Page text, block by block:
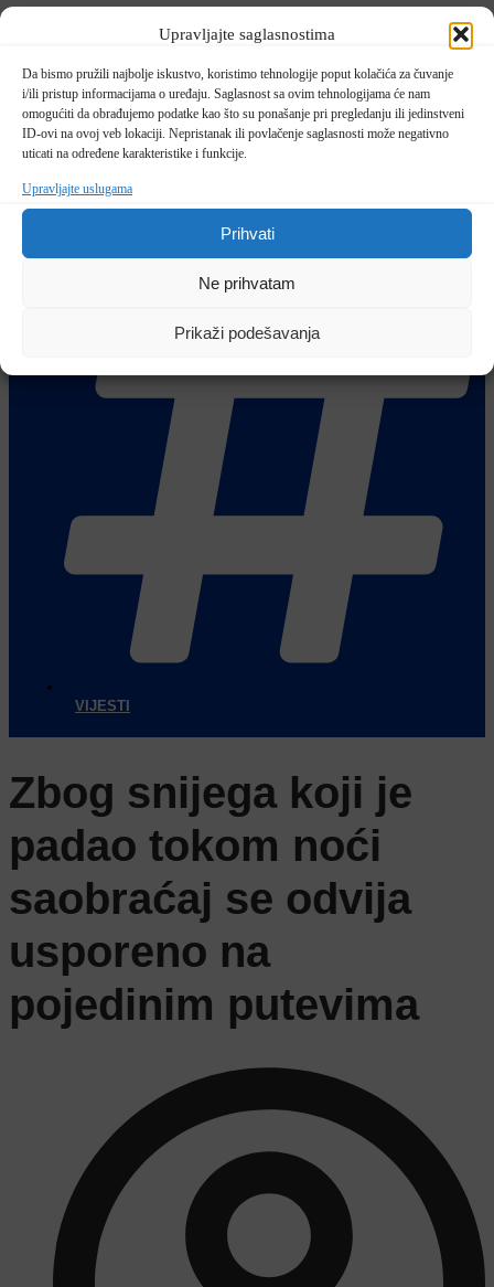
Upravljajte saglasnostima
Da bismo pružili najbolje iskustvo, koristimo tehnologije poput kolačića za čuvanje
i/ili pristup informacijama o uređaju. Saglasnost sa ovim tehnologijama će nam
omogućiti da obrađujemo podatke kao što su ponašanje pri pregledanju ili jedinstveni
ID-ovi na ovoj veb lokaciji. Nepristanak ili povlačenje saglasnosti može negativno
uticati na određene karakteristike i funkcije.
Upravljajte uslugama
Prihvati
Ne prihvatam
Prikaži podešavanja
Najnovije vijesti
Brisanje tragova genocida: Šta se krije iza fotografije Cvijanović u
Roćeviću
Lejla Njemčević četvrta na prestižnoj utrci u Skandinaviji
Prve medalje za BiH u paratrap disciplini
Bh. kadeti savladali Bugarsku
Velike gužve na granicama: Duge kolone od ranih jutarnjih sati
VIJESTI
Zbog snijega koji je
padao tokom noći
saobraćaj se odvija
usporeno na
pojedinim putevima